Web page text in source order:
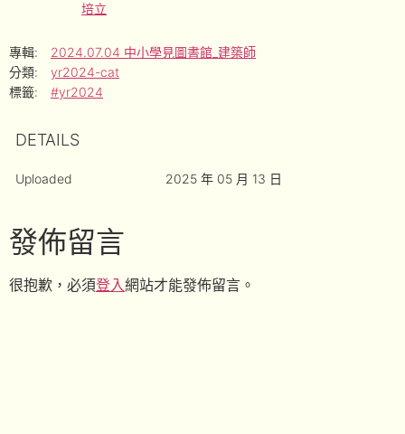
培立
專輯:
2024.07.04 中小學見圖書館_建築師
分類:
yr2024-cat
標籤:
#yr2024
DETAILS
Uploaded 2025 年 05 月 13 日
發佈留言
很抱歉，必須登入網站才能發佈留言。